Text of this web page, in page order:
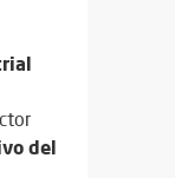
del